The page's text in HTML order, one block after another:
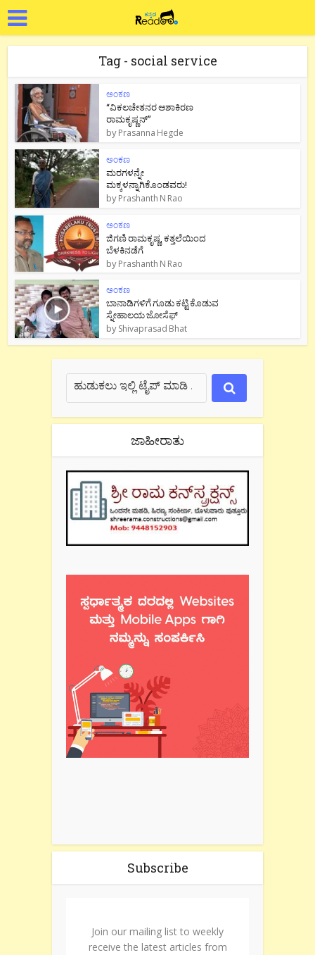
Tag - social service
ಅಂಕಣ
“ವಿಕಲಚೇತನರ ಆಶಾಕಿರಣ
ರಾಮಕೃಷ್ಣನ್”
byPrasanna Hegde
ಅಂಕಣ
ಮರಗಳನ್ನೇ
ಮಕ್ಕಳನ್ನಾಗಿಕೊಂಡವರು!
byPrashanth N Rao
ಅಂಕಣ
ಜಿಗಣಿ ರಾಮಕೃಷ್ಣ, ಕತ್ತಲೆಯಿಂದ
ಬೆಳಕಿನಡೆಗೆ
byPrashanth N Rao
ಅಂಕಣ
ಬಾನಾಡಿಗಳಿಗೆ ಗೂಡು ಕಟ್ಟಿ ಕೊಡುವ
ಸ್ನೇಹಾಲಯ ಜೋಸೆಫ್
byShivaprasad Bhat
ಜಾಹೀರಾತು
Subscribe
Join our mailing list to weekly
receive the latest articles from